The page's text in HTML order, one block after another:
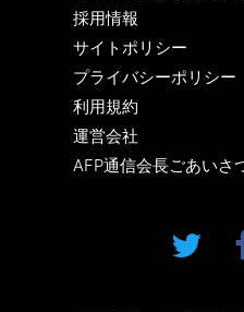
採用情報
サイトポリシー
プライバシーポリシー
利用規約
運営会社
AFP通信会長ごあいさ